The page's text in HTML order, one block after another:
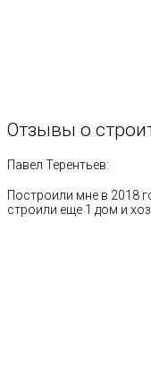
Отзывы о
Павел Терентьев:
Построили мне в 2018
строили еще 1 дом и